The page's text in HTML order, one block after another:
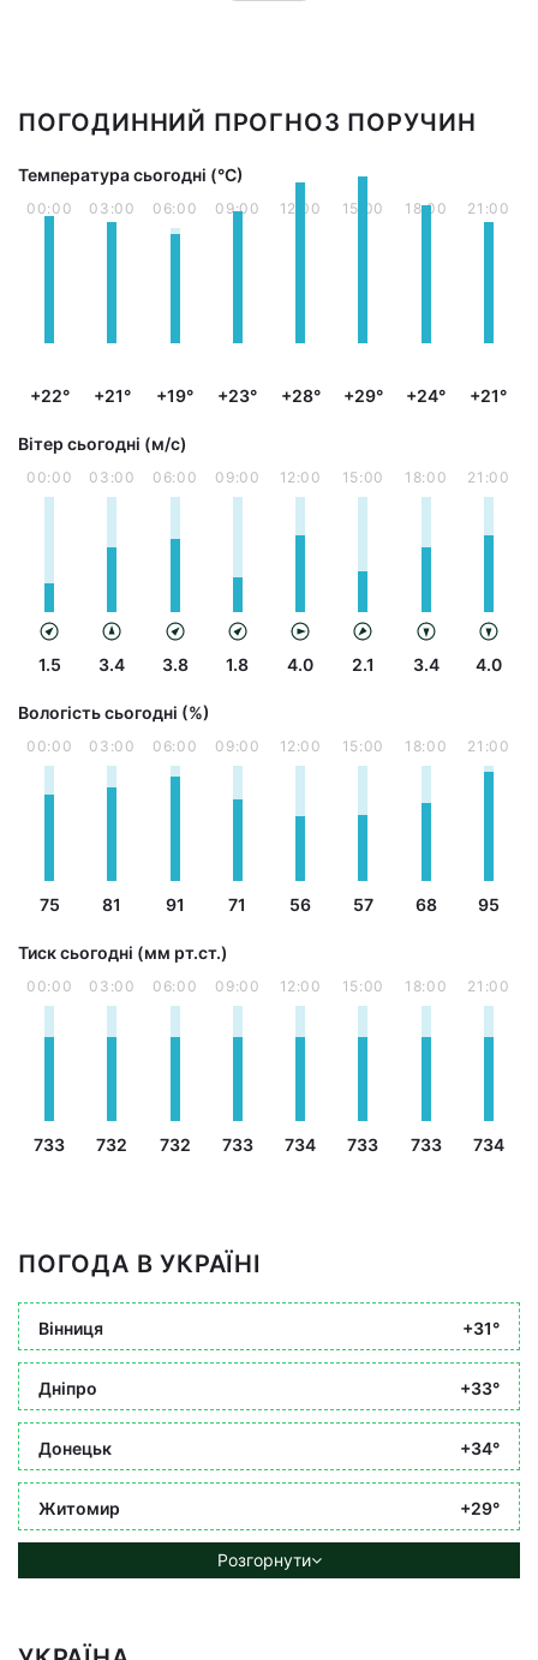
ПОГОДИННИЙ ПРОГНОЗ ПОРУЧИН
Температура сьогодні (°С)
00:00
+22°
03:00
+21°
06:00
+19°
09:00
+23°
12:00
+28°
15:00
+29°
18:00
+24°
21:00
+21°
Вітер сьогодні (м/с)
00:00
1.5
03:00
3.4
06:00
3.8
09:00
1.8
12:00
4.0
15:00
2.1
18:00
3.4
21:00
4.0
Вологість сьогодні (%)
00:00
75
03:00
81
06:00
91
09:00
71
12:00
56
15:00
57
18:00
68
21:00
95
Тиск сьогодні (мм рт.ст.)
00:00
733
03:00
732
06:00
732
09:00
733
12:00
734
15:00
733
18:00
733
21:00
734
ПОГОДА В УКРАЇНІ
Вінниця +31°
Дніпро +33°
Донецьк +34°
Житомир +29°
Розгорнути